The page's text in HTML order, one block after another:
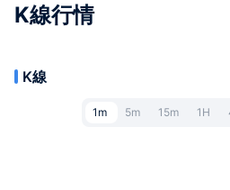
K線行情
K線
1m 5m 15m 1H